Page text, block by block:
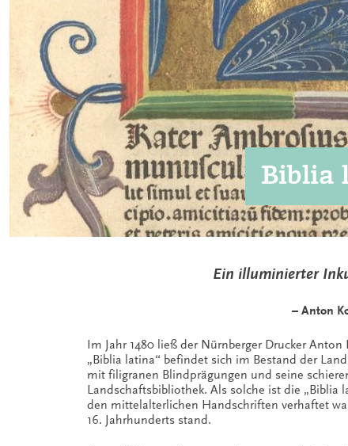
Biblia
Ein illuminierter
– Anton
Im Jahr 1480 ließ der Nürnberger Drucker
„Biblia latina“ befindet sich im Bestand der
mit filigranen Blindprägungen und seine
Landschaftsbibliothek. Als solche ist die
den mittelalterlichen Handschriften verhaftet
16. Jahrhunderts stand.